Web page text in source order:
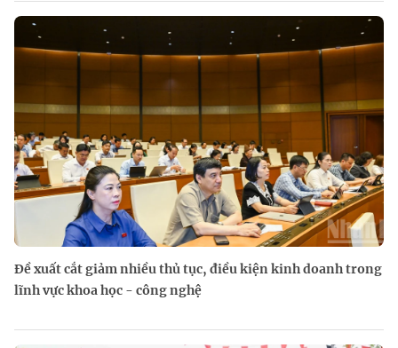
Đề xuất cắt giảm nhiều thủ tục, điều kiện kinh doanh trong
lĩnh vực khoa học - công nghệ